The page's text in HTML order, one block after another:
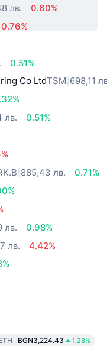
лв.
0.60%
0.76%
0.51%
Co LtdTSM 698,11
лв.
0.51%
885,43 лв.
0.71%
лв.
0.98%
лв.
4.42%
BGN3,224.43 1.28%